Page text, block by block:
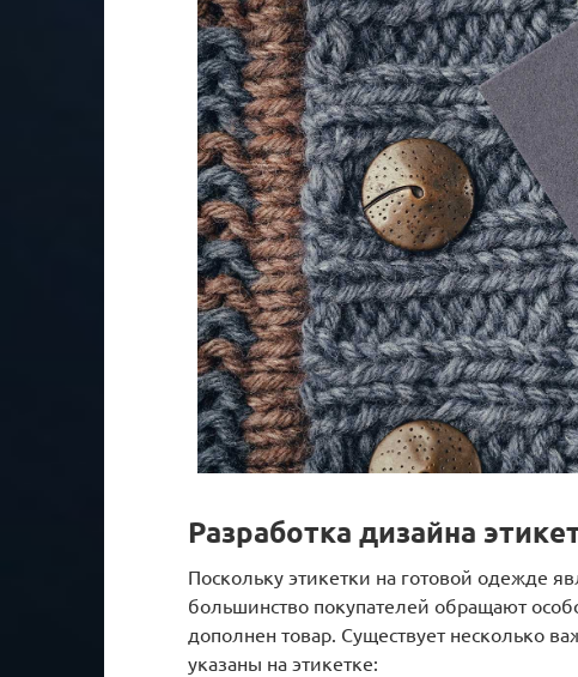
Разработка дизайна
Поскольку этикетки на готовой одежде
большинство покупателей обращают
дополнен товар. Существует несколько
указаны на этикетке: